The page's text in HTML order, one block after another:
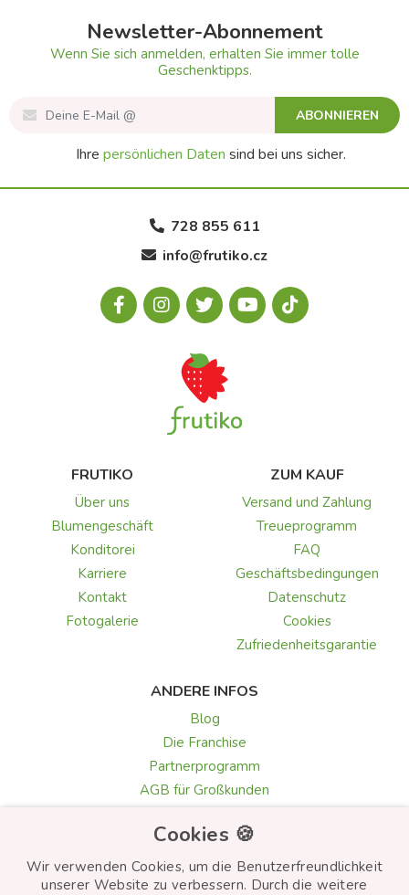
Newsletter-Abonnement
Wenn Sie sich anmelden, erhalten Sie immer tolle
Geschenktipps.
ABONNIEREN
Ihre persönlichen Daten sind bei uns sicher.
728 855 611
info@frutiko.cz
FRUTIKO
Über uns
Blumengeschäft
Konditorei
Karriere
Kontakt
Fotogalerie
ZUM KAUF
Versand und Zahlung
Treueprogramm
FAQ
Geschäftsbedingungen
Datenschutz
Cookies
Zufriedenheitsgarantie
ANDERE INFOS
Blog
Die Franchise
Partnerprogramm
AGB für Großkunden
Texte für Grußkarten
Auswahl der Blumen
Cookies 🍪
Wir verwenden Cookies, um die Benutzerfreundlichkeit
unserer Website zu verbessern. Durch die weitere